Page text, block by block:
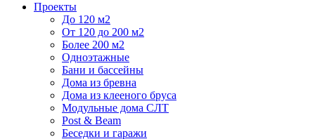
Проекты
До 120 м2
От 120 до 200 м2
Более 200 м2
Одноэтажные
Бани и бассейны
Дома из бревна
Дома из клееного бруса
Модульные дома СЛТ
Post & Beam
Беседки и гаражи